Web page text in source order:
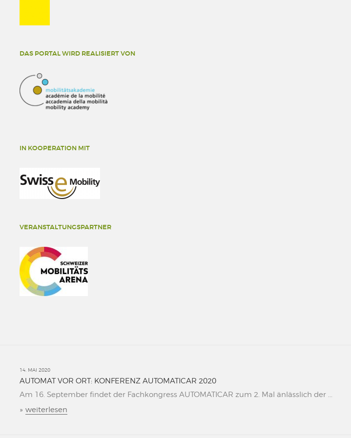
DAS PORTAL WIRD REALISIERT VON
IN KOOPERATION MIT
VERANSTALTUNGSPARTNER
14. MAI 2020
AUTOMAT VOR ORT: KONFERENZ AUTOMATICAR 2020
Am 16. September findet der Fachkongress AUTOMATICAR zum 2. Mal änlässlich der ...
» weiterlesen